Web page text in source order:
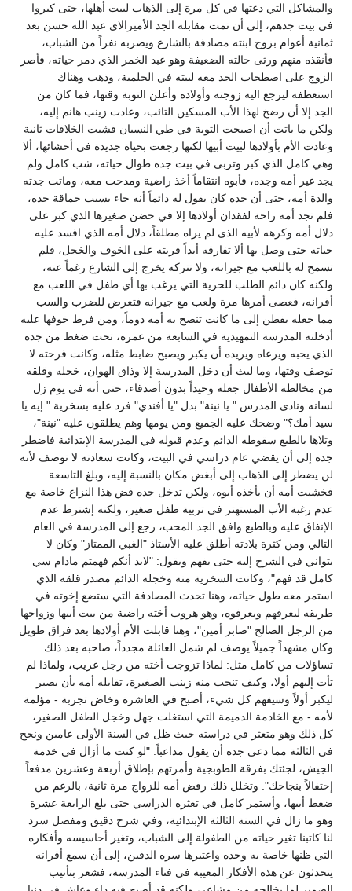
والمشاكل التي دعتها في كل مرة إلى الذهاب لبيت أهلها، حتى كبروا
في بيت جدهم، إلى أن تمت مقابلة الجد الأميرالاي عبد الله حسن بعد
ثمانية أعوام بزوج ابنته مصادفة بالشارع ويضربه نفراً من الشباب،
فأنقذه منهم ورثى حالته الضعيفة وهو عبد الخمر الذي دمر حياته، فأصر
الزوج على اصطحاب الجد معه لبيته في الحلمية، وذهب وهناك
استعطفه ليرجع اليه زوجته وأولاده وأعلن التوبة وقتها، فما كان من
الجد إلا أن رضخ لهذا الأب المسكين التائب، وعادت زينب هانم إليه،
ولكن ما باتت أن اصبحت التوبة في طي النسيان فشبت الخلافات ثانية
وعادت الأم بأولادها لبيت أبيها لكنها رجعت بحياة جديدة في أحشائها، ألا
وهي كامل الذي كبر وتربى في بيت جده طوال حياته، شب كامل ولم
يجد غير أمه وجده، فأبوه انتقاماً أخذ راضية ومدحت معه، وماتت جدته
والدة أمه، حتى أن جده كان يقول له دائماً أنه جاء بسبب حماقة جده،
فلم تجد أمه راحة لفقدان أولادها إلا في حضن صغيرها الذي كبر على
دلال أمه وكرهه لأبيه الذى لم يراه مطلقاً، دلال أمه الذي افسد عليه
حياته حتى وصل بها ألا تفارقه أبداً فربته على الخوف والخجل، فلم
تسمح له باللعب مع جيرانه، ولا تتركه يخرج إلى الشارع رغماً عنه،
ولكنه كان دائم الطلب للحرية التي يرغب بها أي طفل في اللعب مع
أقرانه، فعصى أمرها مرة ولعب مع جيرانه فتعرض للضرب والسب
مما جعله يفطن إلى ما كانت تنصح به أمه دوماً، ومن فرط خوفها عليه
أدخلته المدرسة التمهيدية في السابعة من عمره، تحت ضغط من جده
الذي يحبه ويرعاه ويريده أن يكبر ويصبح ضابط مثله، وكانت فرحته لا
توصف وقتها، وما لبث أن دخل المدرسة إلا وذاق الهوان، خجله وقلقه
من مخالطة الأطفال جعله وحيداً بدون أصدقاء، حتى أنه في يوم زل
لسانه ونادى المدرس " يا نينة" بدل "يا أفندي" فرد عليه بسخرية " إيه يا
سيد أمك؟" وضحك عليه الجميع ومن يومها وهم يطلقون عليه "نينة"،
وتلاها بالطبع سقوطه الدائم وعدم قبوله في المدرسة الإبتدائية فاضطر
جده إلى أن يقضي عام دراسي في البيت، وكانت سعادته لا توصف لأنه
لن يضطر إلى الذهاب إلى أبغض مكان بالنسبة إليه، وبلغ التاسعة
فخشيت أمه أن يأخذه أبوه، ولكن تدخل جده فض هذا النزاع خاصة مع
عدم رغبة الأب المستهتر في تربية طفل صغير، ولكنه إشترط عدم
الإنفاق عليه وبالطبع وافق الجد المحب، رجع إلى المدرسة في العام
التالي ومن كثرة بلادته أطلق عليه الأستاذ "الغبي الممتاز" وكان لا
يتواني في الشرح إليه حتى يفهم ويقول: "لابد أنكم فهمتم مادام سي
كامل قد فهم"، وكانت السخرية منه وخجله الدائم مصدر قلقه الذي
استمر معه طول حياته، وهنا تحدث المصادفة التي ستضع إخوته في
طريقه ليعرفهم ويعرفوه، وهو هروب أخته راضية من بيت أبيها وزواجها
من الرجل الصالح "صابر أمين"، وهنا قابلت الأم أولادها بعد فراق طويل
وكان مشهداً جميلاً يوصف لم شمل العائلة مجدداً، صاحبه بعد ذلك
تساؤلات من كامل مثل: لماذا تزوجت أخته من رجل غريب، ولماذا لم
تأت إليهم أولا، وكيف تنجب منه زينب الصغيرة، تقابله أمه بأن يصبر
ليكبر أولاً وسيفهم كل شيء، أصبح في العاشرة وخاض تجربة - مؤلمة
لأمه - مع الخادمة الدميمة التي استغلت جهل وخجل الطفل الصغير،
كل ذلك وهو متعثر في دراسته حيث ظل في السنة الأولى عامين ونجح
في الثالثة مما دعى جده أن يقول مداعباً: "لو كنت ما أزال في خدمة
الجيش، لجئتك بفرقة الطوبجية وأمرتهم بإطلاق أربعة وعشرين مدفعاً
إحتفالاً بنجاحك". وتخلل ذلك رفض أمه للزواج مرة ثانية، بالرغم من
ضغط أبيها، وأستمر كامل في تعثره الدراسي حتى بلغ الرابعة عشرة
وهو ما زال في السنة الثالثة الإبتدائية، وفي شرح دقيق ومفصل سرد
لنا كاتبنا تغير حياته من الطفولة إلى الشباب، وتغير أحاسيسه وأفكاره
التي ظنها خاصة به وحده واعتبرها سره الدفين، إلى أن سمع أقرانه
يتحدثون عن هذه الأفكار المعيبة في فناء المدرسة، فشعر بتأنيب